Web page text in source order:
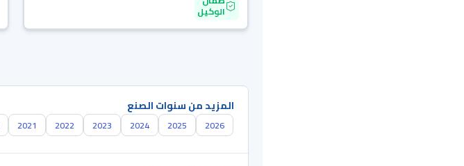
الوكيل
المزيد من سنوات الصنع
2026
2025
2024
2023
2022
2021